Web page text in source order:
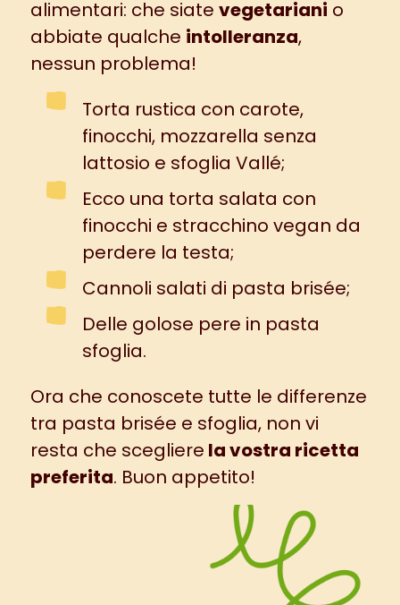
alimentari: che siate vegetariani o
abbiate qualche intolleranza,
nessun problema!
Torta rustica con carote,
finocchi, mozzarella senza
lattosio e sfoglia Vallé;
Ecco una torta salata con
finocchi e stracchino vegan da
perdere la testa;
Cannoli salati di pasta brisée;
Delle golose pere in pasta
sfoglia.
Ora che conoscete tutte le differenze
tra pasta brisée e sfoglia, non vi
resta che scegliere la vostra ricetta
preferita. Buon appetito!